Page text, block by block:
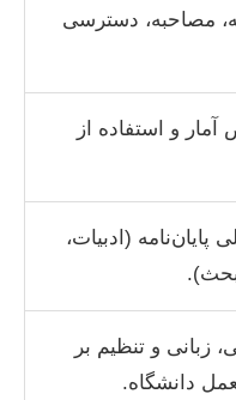
مصاحبه، دسترسی
و استفاده از
پایان‌نامه (ادبیات،
بحث).
زبانی و تنظیم بر
دانشگاه.